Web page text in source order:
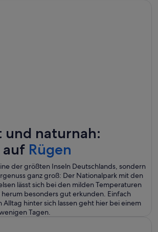
und naturnah:
auf Rügen
der größten Inseln Deutschlands, sondern
ganz groß: Der Nationalpark mit den
lässt sich bei den milden Temperaturen
besonders gut erkunden. Einfach
Alltag hinter sich lassen geht hier bei einem
Tagen.